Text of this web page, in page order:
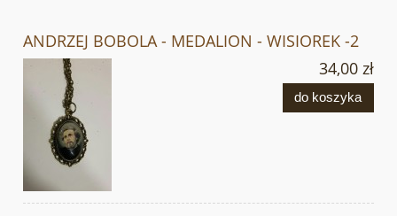
ANDRZEJ BOBOLA - MEDALION - WISIOREK -2
34,00 zł
do koszyka